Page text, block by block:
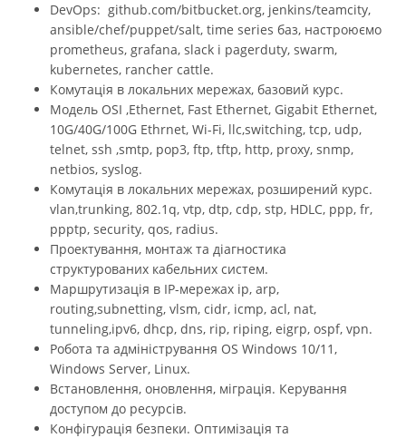
DevOps: github.com/bitbucket.org, jenkins/teamcity,
ansible/chef/puppet/salt, time series баз, настроюємо
prometheus, grafana, slack і pagerduty, swarm,
kubernetes, rancher cattle.
Комутація в локальних мережах, базовий курс.
Модель OSI ,Ethernet, Fast Ethernet, Gigabit Ethernet,
10G/40G/100G Ethrnet, Wi-Fi, llc,switching, tcp, udp,
telnet, ssh ,smtp, pop3, ftp, tftp, http, proxy, snmp,
netbios, syslog.
Комутація в локальних мережах, розширений курс.
vlan,trunking, 802.1q, vtp, dtp, cdp, stp, HDLC, ppp, fr,
ppptp, security, qos, radius.
Проектування, монтаж та діагностика
структурованих кабельних систем.
Маршрутизація в ІР-мережах ip, arp,
routing,subnetting, vlsm, cidr, icmp, acl, nat,
tunneling,ipv6, dhcp, dns, rip, riping, eigrp, ospf, vpn.
Робота та адміністрування OS Windows 10/11,
Windows Server, Linux.
Встановлення, оновлення, міграція. Керування
доступом до ресурсів.
Конфігурація безпеки. Оптимізація та